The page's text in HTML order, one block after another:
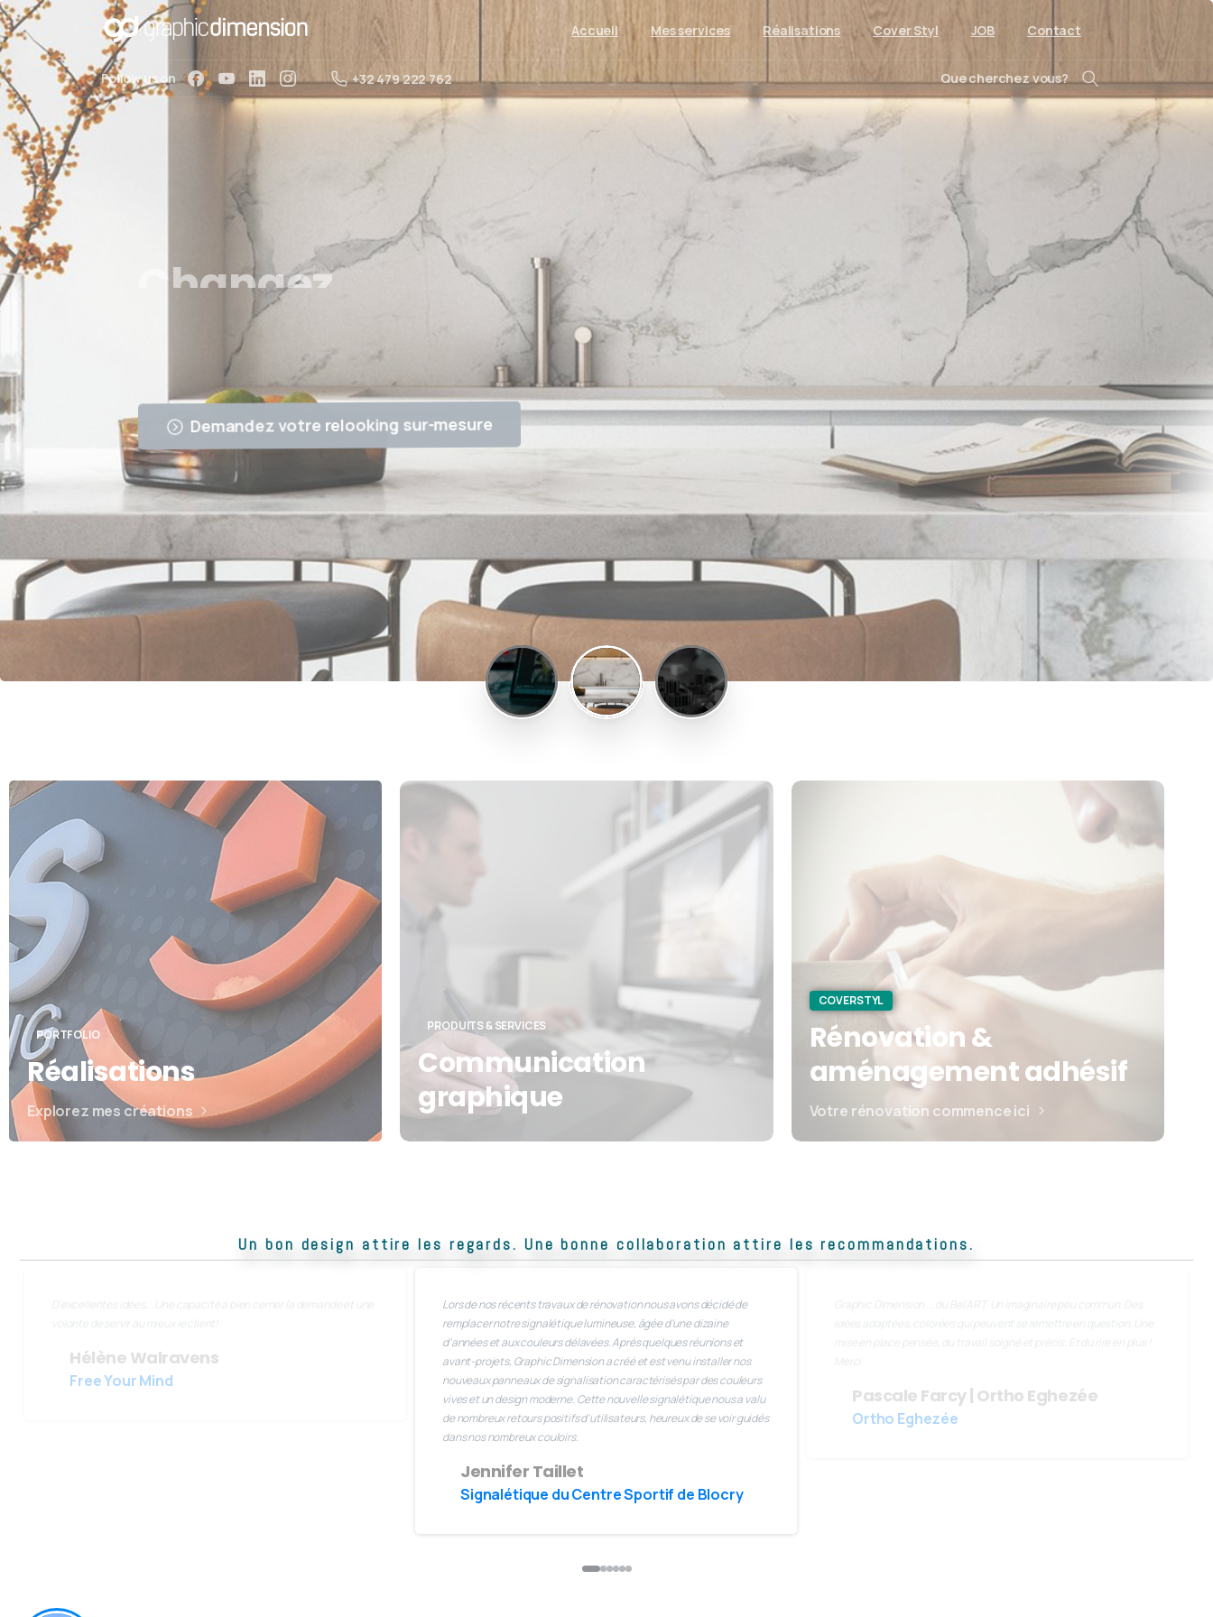
Accueil Mes services Réalisations Cover Styl JOB Contact
Follow us on +32 479 222 762 Que cherchez vous?
Changezdestyle.
Réinventez votre intérieur sans contrainte.
Demandez votre relooking sur-mesure
PORTFOLIO
Réalisations
Explorez mes créations
PRODUITS & SERVICES
Communication
graphique
COVERSTYL
Rénovation &
aménagement adhésif
Votre rénovation commence ici
Un bon design attire les regards. Une bonne collaboration attire les recommandations.
D'excellentes idées,.. Une capacité à bien cerner la demande et une
volonté de servir au mieux le client!
Hélène Walravens
Free Your Mind
Lors de nos récents travaux de rénovation nous avons décidé de
remplacer notre signalétique lumineuse, âgée d’une dizaine
d’années et aux couleurs délavées. Après quelques réunions et
avant-projets, Graphic Dimension a créé et est venu installer nos
nouveaux panneaux de signalisation caractérisés par des couleurs
vives et un design moderne. Cette nouvelle signalétique nous a valu
de nombreux retours positifs d’utilisateurs, heureux de se voir guidés
dans nos nombreux couloirs.
Jennifer Taillet
Signalétique du Centre Sportif de Blocry
Graphic Dimension ... du Bel ART. Un imaginaire peu commun. Des
idées adaptées, colorées qui peuvent se remettre en question. Une
mise en place pensée, du travail soigné et précis. Et du rire en plus !
Merci.
Pascale Farcy | Ortho Eghezée
Ortho Eghezée